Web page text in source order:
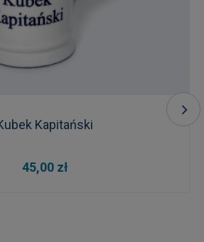
Kapitański
45,00 zł